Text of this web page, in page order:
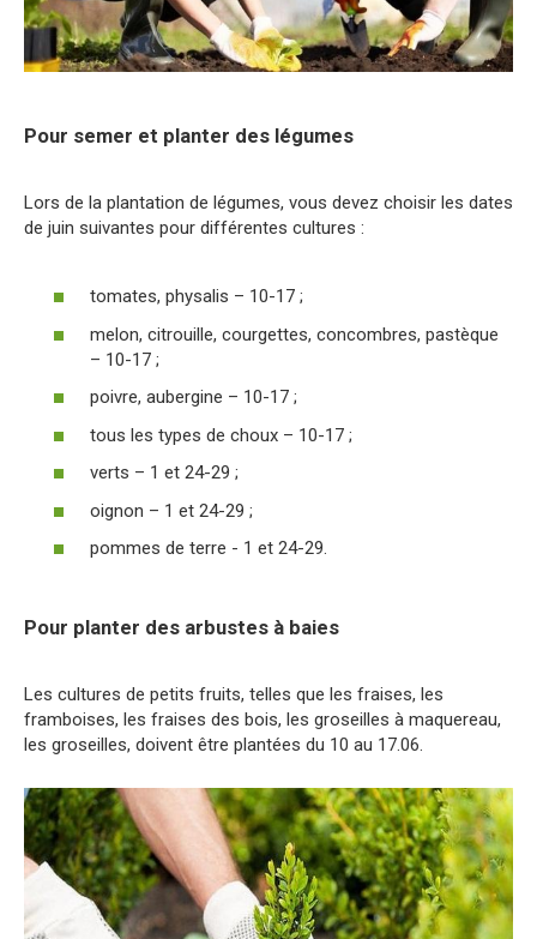
Pour semer et planter des légumes
Lors de la plantation de légumes, vous devez choisir les dates
de juin suivantes pour différentes cultures :
tomates, physalis – 10-17 ;
melon, citrouille, courgettes, concombres, pastèque
– 10-17 ;
poivre, aubergine – 10-17 ;
tous les types de choux – 10-17 ;
verts – 1 et 24-29 ;
oignon – 1 et 24-29 ;
pommes de terre - 1 et 24-29.
Pour planter des arbustes à baies
Les cultures de petits fruits, telles que les fraises, les
framboises, les fraises des bois, les groseilles à maquereau,
les groseilles, doivent être plantées du 10 au 17.06.